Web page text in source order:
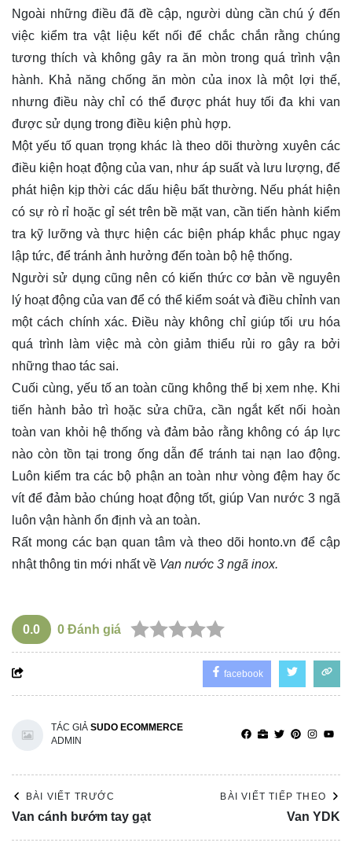
Ngoài những điều đã đề cập, người dùng cần chú ý đến
việc kiểm tra vật liệu kết nối để chắc chắn rằng chúng
tương thích và không gây ra ăn mòn trong quá trình vận
hành. Khả năng chống ăn mòn của inox là một lợi thế,
nhưng điều này chỉ có thể được phát huy tối đa khi van
được sử dụng trong điều kiện phù hợp.
Một yếu tố quan trọng khác là theo dõi thường xuyên các
điều kiện hoạt động của van, như áp suất và lưu lượng, để
phát hiện kịp thời các dấu hiệu bất thường. Nếu phát hiện
có sự rò rỉ hoặc gỉ sét trên bề mặt van, cần tiến hành kiểm
tra kỹ lưỡng và thực hiện các biện pháp khắc phục ngay
lập tức, để tránh ảnh hưởng đến toàn bộ hệ thống.
Người sử dụng cũng nên có kiến thức cơ bản về nguyên
lý hoạt động của van để có thể kiểm soát và điều chỉnh van
một cách chính xác. Điều này không chỉ giúp tối ưu hóa
quá trình làm việc mà còn giảm thiểu rủi ro gây ra bởi
những thao tác sai.
Cuối cùng, yếu tố an toàn cũng không thể bị xem nhẹ. Khi
tiến hành bảo trì hoặc sửa chữa, cần ngắt kết nối hoàn
toàn van khỏi hệ thống và đảm bảo rằng không có áp lực
nào còn tồn tại trong ống dẫn để tránh tai nạn lao động.
Luôn kiểm tra các bộ phận an toàn như vòng đệm hay ốc
vít để đảm bảo chúng hoạt động tốt, giúp Van nước 3 ngã
luôn vận hành ổn định và an toàn.
Rất mong các bạn quan tâm và theo dõi honto.vn để cập
nhật thông tin mới nhất về Van nước 3 ngã inox.
0.0 0 Đánh giá
facebook
TÁC GIẢ SUDO ECOMMERCE
ADMIN
BÀI VIẾT TRƯỚC
Van cánh bướm tay gạt
BÀI VIẾT TIẾP THEO
Van YDK